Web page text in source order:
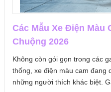
Các Mẫu Xe Điện Màu
Chuộng 2026
Không còn gói gọn trong các
thống, xe điện màu cam đang
những người thích khác biệt.